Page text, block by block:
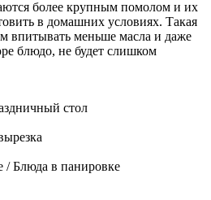
более крупным помолом и их
в домашних условиях. Такая
впитывать меньше масла и даже
блюдо, не будет слишком
стол
/ Блюда в панировке